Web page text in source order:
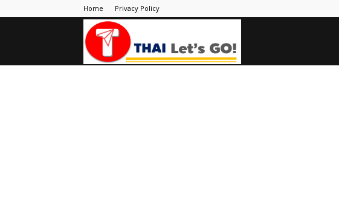
Home Privacy Policy